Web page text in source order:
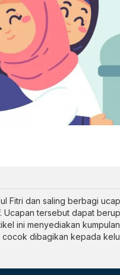
Fitri dan saling berbagi
Ucapan tersebut dapat
ini menyediakan
dibagikan kepada